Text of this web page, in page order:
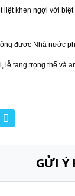
liệt khen ngợi với biệt
được Nhà nước
lễ tang trọng thể và
GỬI Ý